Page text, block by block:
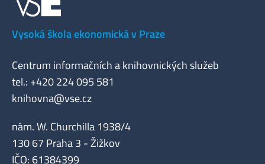
Vysoká škola ekonomická v Praze
Centrum informačních a knihovnických služeb
tel.: +420 224 095 581
knihovna@vse.cz
nám. W. Churchilla 1938/4
130 67 Praha 3 - Žižkov
IČO: 61384399